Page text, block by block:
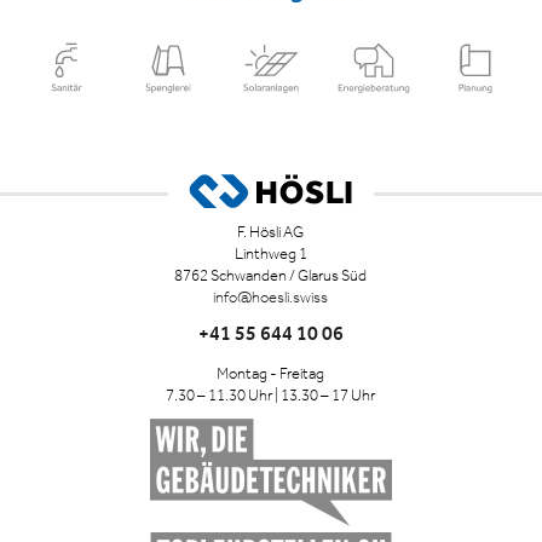
F. Hösli AG
Linthweg 1
8762 Schwanden / Glarus Süd
info@hoesli.swiss
+41 55 644 10 06
Montag - Freitag
7.30 – 11.30 Uhr | 13.30 – 17 Uhr